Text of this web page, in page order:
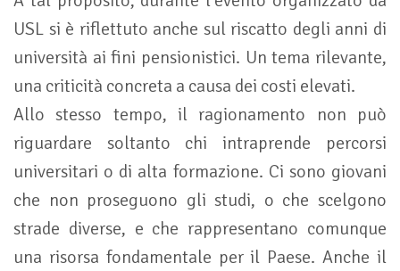
USL si è riflettuto anche sul riscatto degli anni di
università ai fini pensionistici. Un tema rilevante,
una criticità concreta a causa dei costi elevati.
Allo stesso tempo, il ragionamento non può
riguardare soltanto chi intraprende percorsi
universitari o di alta formazione. Ci sono giovani
che non proseguono gli studi, o che scelgono
strade diverse, e che rappresentano comunque
una risorsa fondamentale per il Paese. Anche il